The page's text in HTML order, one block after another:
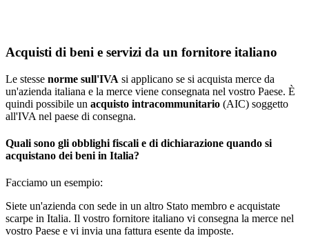
Acquisti di beni e servizi da un fornitore italiano
Le stesse norme sull'IVA si applicano se si acquista merce da
un'azienda italiana e la merce viene consegnata nel vostro Paese. È
quindi possibile un acquisto intracommunitario (AIC) soggetto
all'IVA nel paese di consegna.
Quali sono gli obblighi fiscali e di dichiarazione quando si
acquistano dei beni in Italia?
Facciamo un esempio:
Siete un'azienda con sede in un altro Stato membro e acquistate
scarpe in Italia. Il vostro fornitore italiano vi consegna la merce nel
vostro Paese e vi invia una fattura esente da imposte.